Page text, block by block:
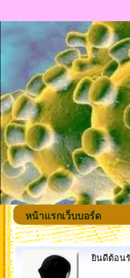
หน้าแรกเว็บบอร์ด
ยินดีต้อน